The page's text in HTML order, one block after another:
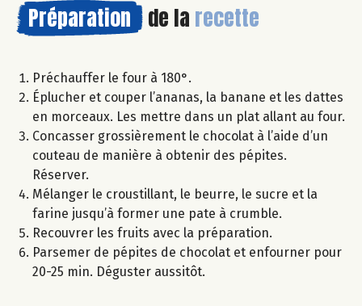
Préparation de la recette
Préchauffer le four à 180°.
Éplucher et couper l’ananas, la banane et les dattes
en morceaux. Les mettre dans un plat allant au four.
Concasser grossièrement le chocolat à l’aide d’un
couteau de manière à obtenir des pépites.
Réserver.
Mélanger le croustillant, le beurre, le sucre et la
farine jusqu’à former une pate à crumble.
Recouvrer les fruits avec la préparation.
Parsemer de pépites de chocolat et enfourner pour
20-25 min. Déguster aussitôt.